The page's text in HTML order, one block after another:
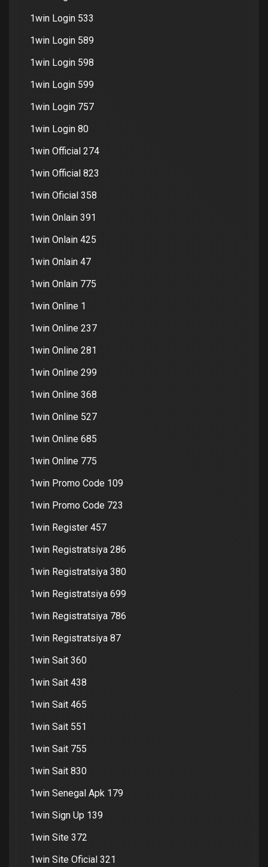
1win Login 533
1win Login 589
1win Login 598
1win Login 599
1win Login 757
1win Login 80
1win Official 274
1win Official 823
1win Oficial 358
1win Onlain 391
1win Onlain 425
1win Onlain 47
1win Onlain 775
1win Online 1
1win Online 237
1win Online 281
1win Online 299
1win Online 368
1win Online 527
1win Online 685
1win Online 775
1win Promo Code 109
1win Promo Code 723
1win Register 457
1win Registratsiya 286
1win Registratsiya 380
1win Registratsiya 699
1win Registratsiya 786
1win Registratsiya 87
1win Sait 360
1win Sait 438
1win Sait 465
1win Sait 551
1win Sait 755
1win Sait 830
1win Senegal Apk 179
1win Sign Up 139
1win Site 372
1win Site Oficial 321